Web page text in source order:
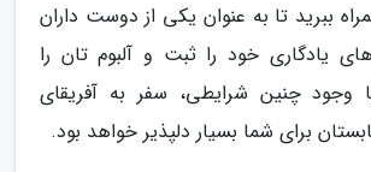
ببرید تا به عنوان یکی از دوست داران
یادگاری خود را ثبت و آلبوم تان را
وجود چنین شرایطی، سفر به آفریقای
برای شما بسیار دلپذیر خواهد بود.